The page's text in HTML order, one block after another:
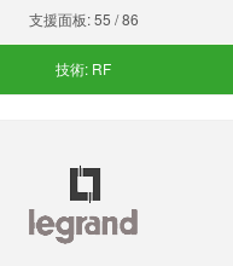
支援面板:55 / 86
技術: RF